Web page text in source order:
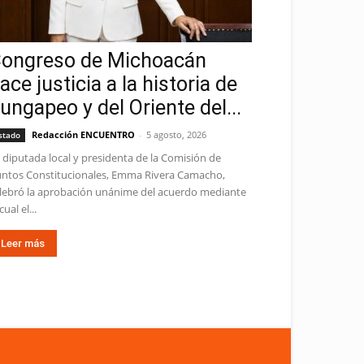
de Michoacán
justicia a la historia de
y del Oriente del...
Redacción ENCUENTRO - 5 agosto, 2026
diputada local y presidenta de la Comisión de
Constitucionales, Emma Rivera Camacho,
la aprobación unánime del acuerdo mediante
el...
Leer más